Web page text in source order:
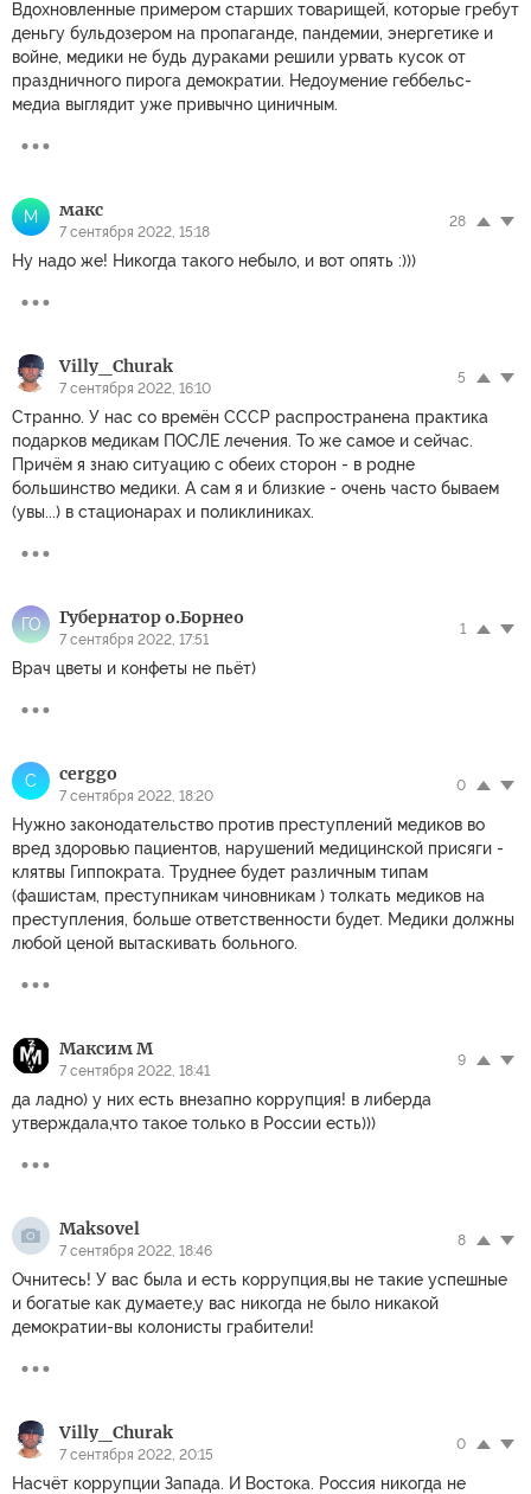
Вдохновленные примером старших товарищей, которые гребут
деньгу бульдозером на пропаганде, пандемии, энергетике и
войне, медики не будь дураками решили урвать кусок от
праздничного пирога демократии. Недоумение геббельс-
медиа выглядит уже привычно циничным.
М макс
7 сентября 2022, 15:18
28
Ну надо же! Никогда такого небыло, и вот опять :)))
Villy_Churak
7 сентября 2022, 16:10
5
Странно. У нас со времён СССР распространена практика
подарков медикам ПОСЛЕ лечения. То же самое и сейчас.
Причём я знаю ситуацию с обеих сторон - в родне
большинство медики. А сам я и близкие - очень часто бываем
(увы...) в стационарах и поликлиниках.
ГО Губернатор о.Борнео
7 сентября 2022, 17:51
1
Врач цветы и конфеты не пьёт)
C cerggo
7 сентября 2022, 18:20
0
Нужно законодательство против преступлений медиков во
вред здоровью пациентов, нарушений медицинской присяги -
клятвы Гиппократа. Труднее будет различным типам
(фашистам, преступникам чиновникам ) толкать медиков на
преступления, больше ответственности будет. Медики должны
любой ценой вытаскивать больного.
Максим М
7 сентября 2022, 18:41
9
да ладно) у них есть внезапно коррупция! в либерда
утверждала,что такое только в России есть)))
Maksovel
7 сентября 2022, 18:46
8
Очнитесь! У вас была и есть коррупция,вы не такие успешные
и богатые как думаете,у вас никогда не было никакой
демократии-вы колонисты грабители!
Villy_Churak
7 сентября 2022, 20:15
0
Насчёт коррупции Запада. И Востока. Россия никогда не